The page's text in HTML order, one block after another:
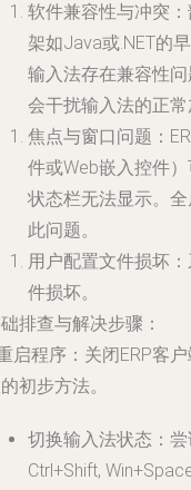
软件兼容性与冲突
架如Java或.NET的
输入法存在兼容性
会干扰输入法的正常
焦点与窗口问题 ：
件或Web嵌入控件
状态栏无法显示。
此问题。
用户配置文件损坏
件损坏。
排查与解决步骤 ：
启程序 ：关闭ERP客
初步方法。
切换输入法状态 ：
Ctrl+Shift,